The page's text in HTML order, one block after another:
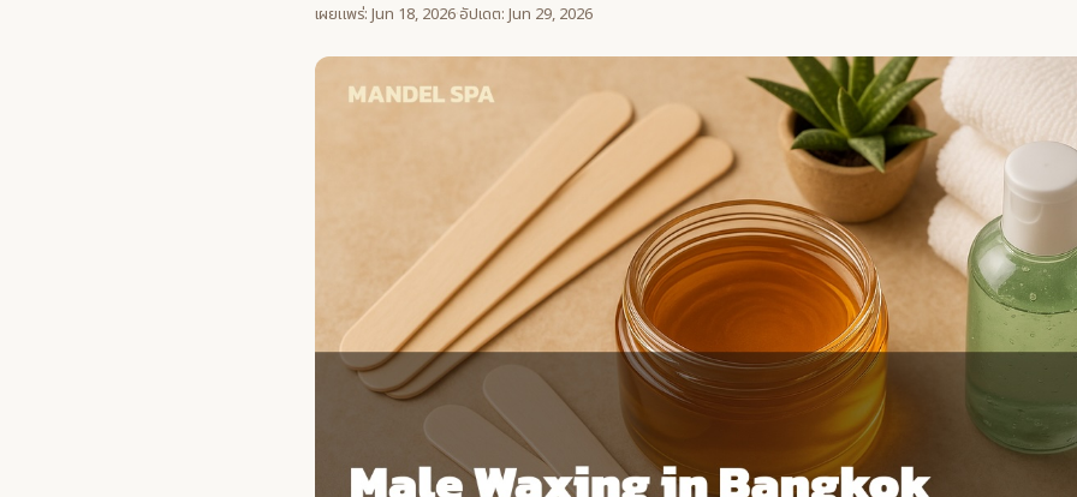
เผยแพร่: Jun 18, 2026·อัปเดต: Jun 29, 2026